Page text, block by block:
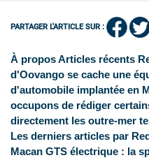
PARTAGER L'ARTICLE SUR :
À propos Articles récents
d'Oovango se cache une
d'automobile implantée en
occupons de rédiger
directement les outre-mer
Les derniers articles par
Macan GTS électrique : la